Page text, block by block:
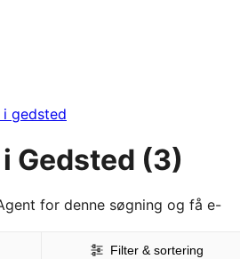
gedsted
Gedsted (3)
for denne søgning og få e-
Filter & sortering